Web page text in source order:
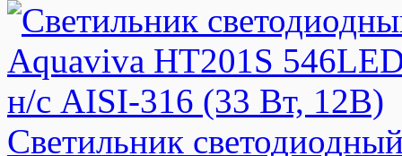
Светильник